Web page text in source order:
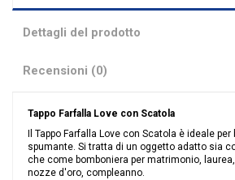
Dettagli del prodotto
Recensioni (0)
Tappo Farfalla Love con Scatola
Il Tappo Farfalla Love con Scatola è ideale
spumante. Si tratta di un oggetto adatto sia
che come bomboniera per matrimonio,
nozze d'oro, compleanno.